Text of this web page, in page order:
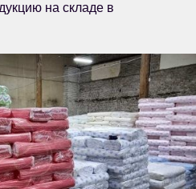
на складе в